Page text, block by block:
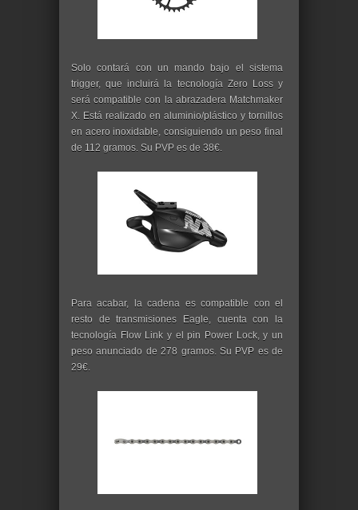
Solo contará con un mando bajo el sistema
trigger, que incluirá la tecnología Zero Loss y
será compatible con la abrazadera Matchmaker
X. Está realizado en aluminio/plástico y tornillos
en acero inoxidable, consiguiendo un peso final
de 112 gramos. Su PVP es de 38€.
Para acabar, la cadena es compatible con el
resto de transmisiones Eagle, cuenta con la
tecnología Flow Link y el pin Power Lock, y un
peso anunciado de 278 gramos. Su PVP es de
29€.